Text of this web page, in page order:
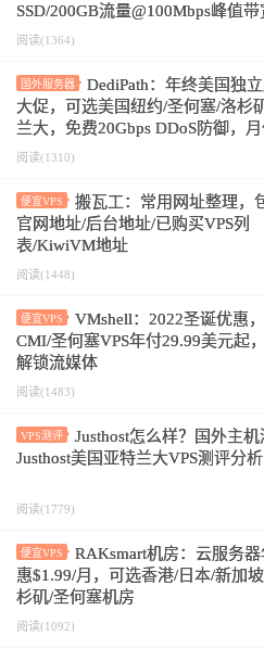
SSD/200GB流量@100Mbps峰值带
阅读(1364)
国外服务器
DediPath：年终美国独
大促，可选美国纽约/圣何塞/洛杉
兰大，免费20Gbps DDoS防御，
元起
阅读(1310)
便宜VPS
搬瓦工：常用网址整理，
官网地址/后台地址/已购买VPS列
表/KiwiVM地址
阅读(1448)
便宜VPS
VMshell：2022圣诞优惠
CMI/圣何塞VPS年付29.99美元起
解锁流媒体
阅读(1483)
VPS测评
Justhost怎么样？国外主机
Justhost美国亚特兰大VPS测评分析
阅读(1779)
便宜VPS
RAKsmart机房：云服务器
惠$1.99/月，可选香港/日本/新加
杉矶/圣何塞机房
阅读(1092)